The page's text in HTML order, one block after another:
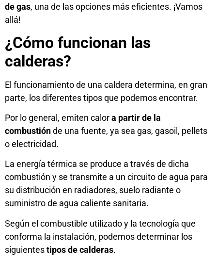
de gas, una de las opciones más eficientes. ¡Vamos
allá!
¿Cómo funcionan las
calderas?
El funcionamiento de una caldera determina, en gran
parte, los diferentes tipos que podemos encontrar.
Por lo general, emiten calora partir de la
combustiónde una fuente, ya sea gas, gasoil, pellets
o electricidad.
La energía térmica se produce a través de dicha
combustión y se transmite a un circuito de agua para
su distribución en radiadores, suelo radiante o
suministro de agua caliente sanitaria.
Según el combustible utilizado y la tecnología que
conforma la instalación, podemos determinar los
siguientestipos de calderas.